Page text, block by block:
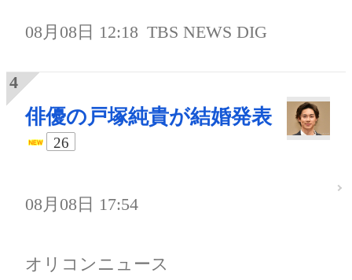
08月08日 12:18 TBS NEWS DIG
俳優の戸塚純貴が結婚発表
26
08月08日 17:54
オリコンニュース